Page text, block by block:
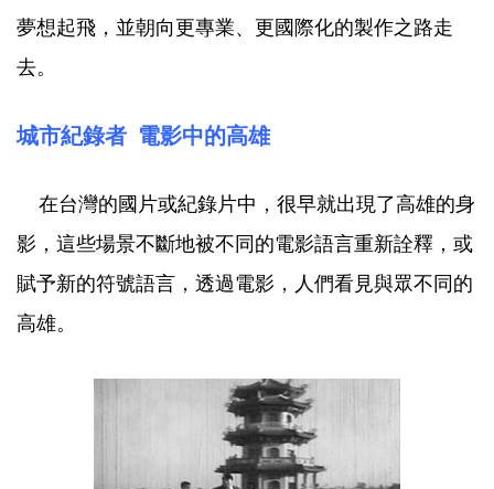
夢想起飛，並朝向更專業、更國際化的製作之路走
去。
城市紀錄者 電影中的高雄
在台灣的國片或紀錄片中，很早就出現了高雄的身
影，這些場景不斷地被不同的電影語言重新詮釋，或
賦予新的符號語言，透過電影，人們看見與眾不同的
高雄。